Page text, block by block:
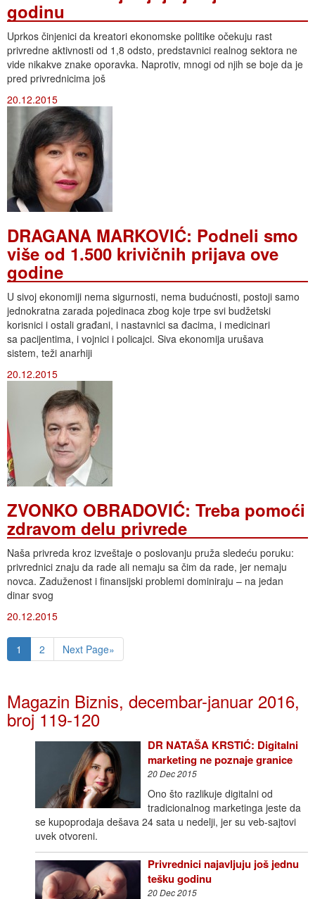
godinu
Uprkos činjenici da kreatori ekonomske politike očekuju rast
privredne aktivnosti od 1,8 odsto, predstavnici realnog sektora ne
vide nikakve znake oporavka. Naprotiv, mnogi od njih se boje da je
pred privrednicima još
20.12.2015
DRAGANA MARKOVIĆ: Podneli smo
više od 1.500 krivičnih prijava ove
godine
U sivoj ekonomiji nema sigurnosti, nema budućnosti, postoji samo
jednokratna zarada pojedinaca zbog koje trpe svi budžetski
korisnici i ostali građani, i nastavnici sa đacima, i medicinari
sa pacijentima, i vojnici i policajci. Siva ekonomija urušava
sistem, teži anarhiji
20.12.2015
ZVONKO OBRADOVIĆ: Treba pomoći
zdravom delu privrede
Naša privreda kroz izveštaje o poslovanju pruža sledeću poruku:
privrednici znaju da rade ali nemaju sa čim da rade, jer nemaju
novca. Zaduženost i finansijski problemi dominiraju – na jedan
dinar svog
20.12.2015
1 2 Next Page»
Magazin Biznis, decembar-januar 2016,
broj 119-120
DR NATAŠA KRSTIĆ: Digitalni
marketing ne poznaje granice
20 Dec 2015
Ono što razlikuje digitalni od
tradicionalnog marketinga jeste da
se kupoprodaja dešava 24 sata u nedelji, jer su veb-sajtovi
uvek otvoreni.
Privrednici najavljuju još jednu
tešku godinu
20 Dec 2015